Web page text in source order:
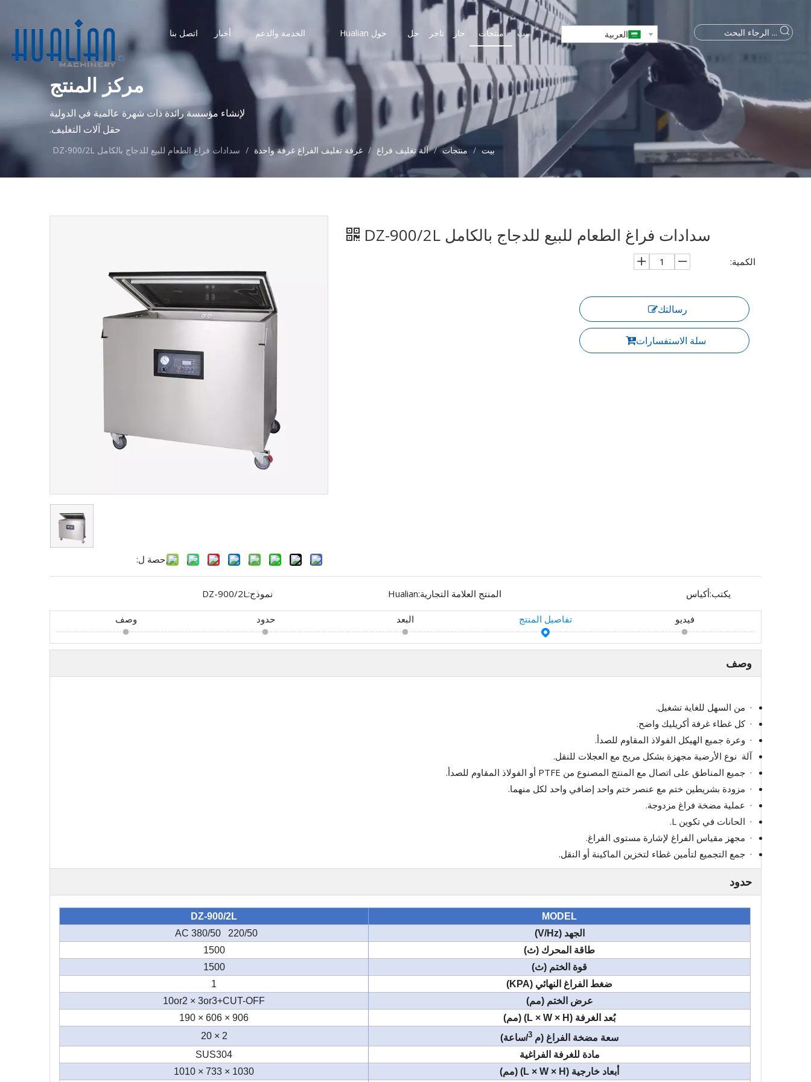
بيت منتجات حار تاجر حل حول Hualian الخدمة والدعم أخبار اتصل بنا العربية
مركز المنتج
لإنشاء مؤسسة رائدة ذات شهرة عالمية في الدولية
حقل آلات التغليف.
بيت / منتجات / آلة تغليف فراغ / غرفة تغليف الفراغ غرفة واحدة / سدادات فراغ الطعام للبيع للدجاج بالكامل DZ-900/2L
حصة ل:
سدادات فراغ الطعام للبيع للدجاج بالكامل DZ-900/2L
الكمية:
رسالتك
سلة الاستفسارات
نموذج:DZ-900/2L المنتج العلامة التجارية:Hualian يكتب:أكياس
وصف حدود البعد تفاصيل المنتج فيديو
وصف
· من السهل للغاية تشغيل.
· كل غطاء غرفة أكريليك واضح.
· وعرة جميع الهيكل الفولاذ المقاوم للصدأ.
آلة نوع الأرضية مجهزة بشكل مريح مع العجلات للنقل.
· جميع المناطق على اتصال مع المنتج المصنوع من PTFE أو الفولاذ المقاوم للصدأ.
· مزودة بشريطين ختم مع عنصر ختم واحد إضافي واحد لكل منهما.
· عملية مضخة فراغ مزدوجة.
· الحانات في تكوين L.
· مجهز مقياس الفراغ لإشارة مستوى الفراغ.
· جمع التجميع لتأمين غطاء لتخزين الماكينة أو النقل.
حدود
MODEL
DZ-900/2L
الجهد (V/Hz)
AC 380/50 220/50
طاقة المحرك (ث)
1500
قوة الختم (ث)
1500
ضغط الفراغ النهائي (KPA)
1
عرض الختم (مم)
10or2 × 3or3+CUT-OFF
بُعد الغرفة (L × W × H) (مم)
906 × 606 × 190
سعة مضخة الفراغ (م 3/ساعة)
2 × 20
مادة للغرفة الفراغية
SUS304
أبعاد خارجية (L × W × H) (مم)
1030 × 733 × 1010